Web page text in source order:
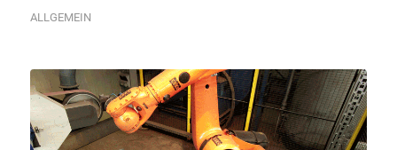
ALLGEMEIN